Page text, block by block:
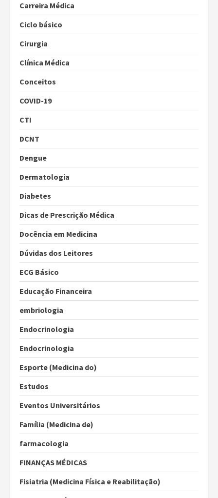
Carreira Médica
Ciclo básico
Cirurgia
Clínica Médica
Conceitos
COVID-19
CTI
DCNT
Dengue
Dermatologia
Diabetes
Dicas de Prescrição Médica
Docência em Medicina
Dúvidas dos Leitores
ECG Básico
Educação Financeira
embriologia
Endocrinologia
Endocrinologia
Esporte (Medicina do)
Estudos
Eventos Universitários
Família (Medicina de)
farmacologia
FINANÇAS MÉDICAS
Fisiatria (Medicina Física e Reabilitação)